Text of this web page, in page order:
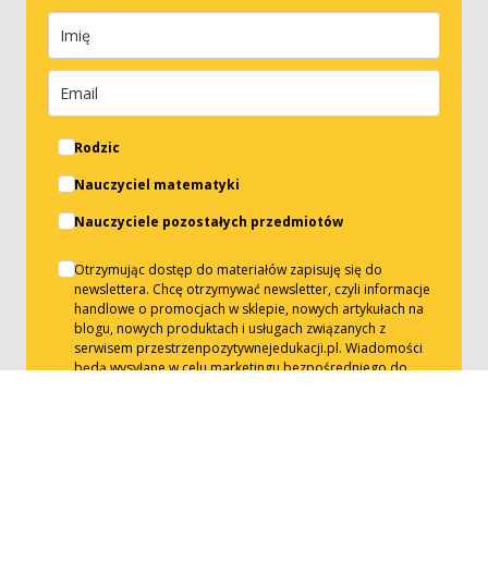
Rodzic
Nauczyciel matematyki
Nauczyciele pozostałych przedmiotów
Otrzymując dostęp do materiałów zapisuję się do
newslettera. Chcę otrzymywać newsletter, czyli informacje
handlowe o promocjach w sklepie, nowych artykułach na
blogu, nowych produktach i usługach związanych z
serwisem przestrzenpozytywnejedukacji.pl. Wiadomości
będą wysyłane w celu marketingu bezpośredniego do